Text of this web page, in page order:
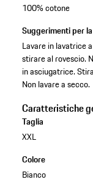
100% cotone
Suggerimenti per
Lavare in lavatrice
stirare al rovescio.
in asciugatrice.
Non lavare a secco.
Caratteristiche
Taglia
XXL
Colore
Bianco